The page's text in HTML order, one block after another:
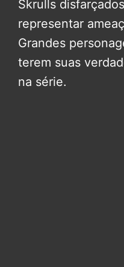
Skrulls
representar
Grandes
terem suas
na série.